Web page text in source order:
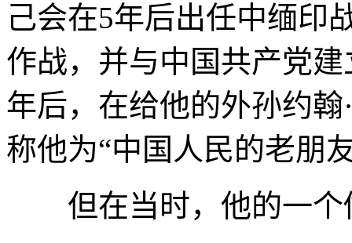
己会在5年后出任中缅印
作战，并与中国共产党
年后，在给他的外孙约
称他为“中国人民的老朋
但在当时，他的一个